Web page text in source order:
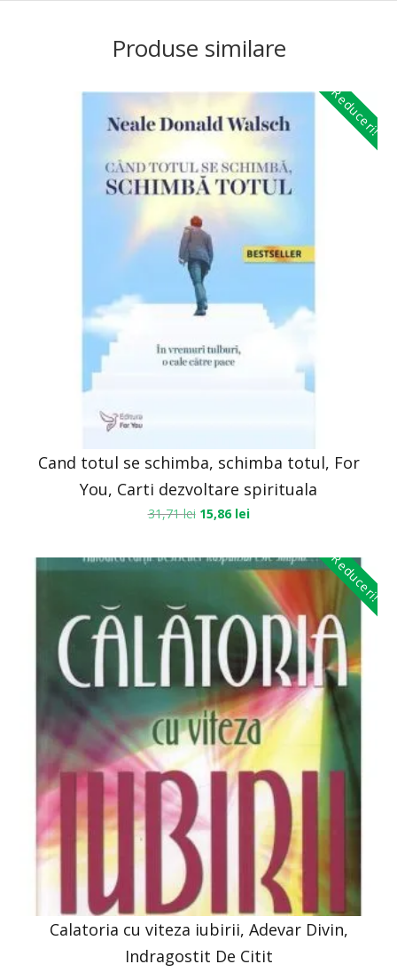
Produse similare
Reduceri!
Cand totul se schimba, schimba totul, For
You, Carti dezvoltare spirituala
31,71lei 15,86 lei
Reduceri!
Calatoria cu viteza iubirii, Adevar Divin,
Indragostit De Citit